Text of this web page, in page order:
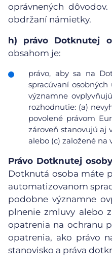
oprávnených
obdržaní námietky.
h)
právo Dotknutej
obsahom je:
právo, aby sa na
spracúvaní
významne
rozhodnutie: (a)
povolené právom
zároveň stanovujú aj
alebo (c) založené na
Právo Dotknutej
Dotknutá osoba máte
automatizovanom
podobne významne
plnenie zmluvy alebo
opatrenia na ochranu
opatrenia, ako právo
stanovisko a práva